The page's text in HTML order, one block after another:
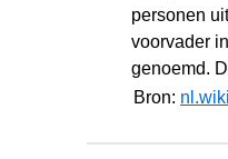
personen
voorvader
genoemd.
Bron: